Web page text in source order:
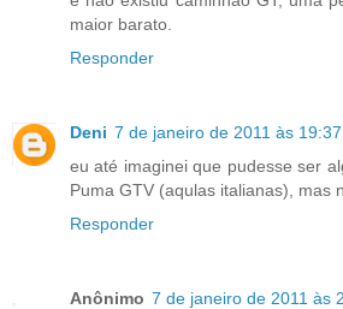
maior barato.
Responder
Deni 7 de janeiro de 2011 às 19:37
eu até imaginei que pudesse ser
Puma GTV (aqulas italianas), mas
Responder
Anônimo 7 de janeiro de 2011 às